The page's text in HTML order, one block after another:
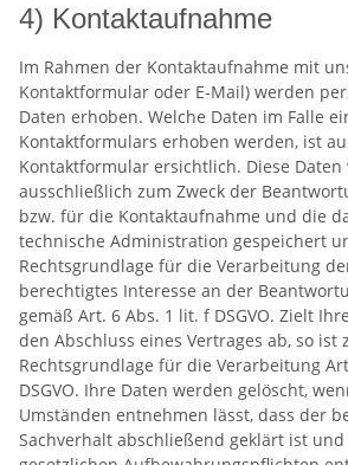
4) Kontaktaufnahme
Im Rahmen der Kontaktaufnahme mit
Kontaktformular oder E-Mail) werden
Daten erhoben. Welche Daten im Falle
Kontaktformulars erhoben werden, ist
Kontaktformular ersichtlich. Diese Daten
ausschließlich zum Zweck der
bzw. für die Kontaktaufnahme und die
technische Administration gespeichert
Rechtsgrundlage für die Verarbeitung
berechtigtes Interesse an der
gemäß Art. 6 Abs. 1 lit. f DSGVO. Zielt
den Abschluss eines Vertrages ab, so ist
Rechtsgrundlage für die Verarbeitung
DSGVO. Ihre Daten werden gelöscht,
Umständen entnehmen lässt, dass der
Sachverhalt abschließend geklärt ist